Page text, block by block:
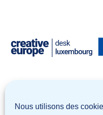
Nous utilisons des
© Creative Europe